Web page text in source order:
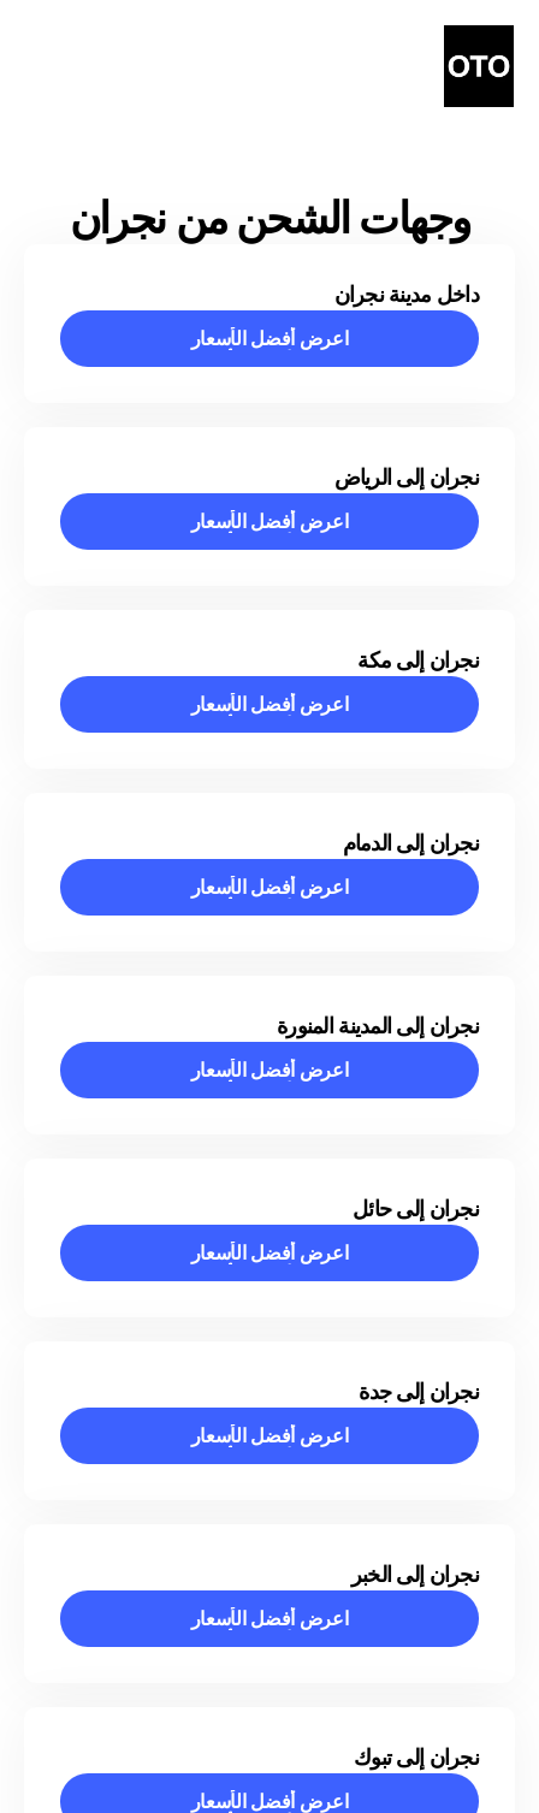
وجهات الشحن من نجران
داخل مدينة نجران
اعرض أفضل الأسعار
اعرض أفضل الأسعار
نجران إلى الرياض
اعرض أفضل الأسعار
اعرض أفضل الأسعار
نجران إلى مكة
اعرض أفضل الأسعار
اعرض أفضل الأسعار
نجران إلى الدمام
اعرض أفضل الأسعار
اعرض أفضل الأسعار
نجران إلى المدينة المنورة
اعرض أفضل الأسعار
اعرض أفضل الأسعار
نجران إلى حائل
اعرض أفضل الأسعار
اعرض أفضل الأسعار
نجران إلى جدة
اعرض أفضل الأسعار
اعرض أفضل الأسعار
نجران إلى الخبر
اعرض أفضل الأسعار
اعرض أفضل الأسعار
نجران إلى تبوك
اعرض أفضل الأسعار